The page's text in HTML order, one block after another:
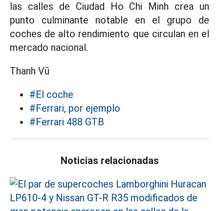
las calles de Ciudad Ho Chi Minh crea un
punto culminante notable en el grupo de
coches de alto rendimiento que circulan en el
mercado nacional.
Thanh Vũ
#El coche
#Ferrari, por ejemplo
#Ferrari 488 GTB
Noticias relacionadas